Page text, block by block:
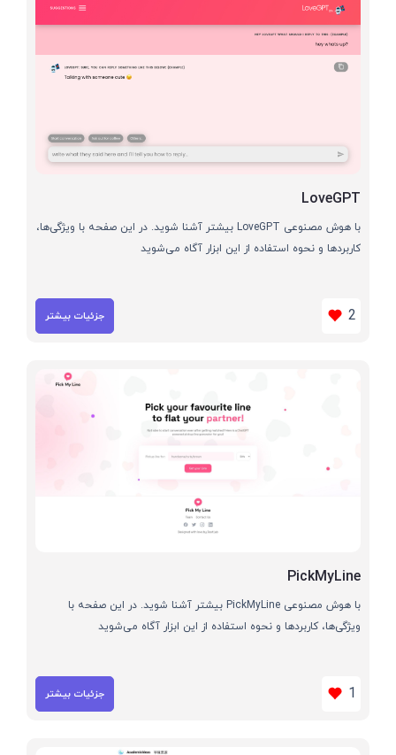
LoveGPT
با هوش مصنوعی LoveGPT بیشتر آشنا شوید. در این صفحه با ویژگی‌ها،
کاربردها و نحوه استفاده از این ابزار آگاه می‌شوید
2 جزئیات بیشتر
PickMyLine
با هوش مصنوعی PickMyLine بیشتر آشنا شوید. در این صفحه با
ویژگی‌ها، کاربردها و نحوه استفاده از این ابزار آگاه می‌شوید
1 جزئیات بیشتر